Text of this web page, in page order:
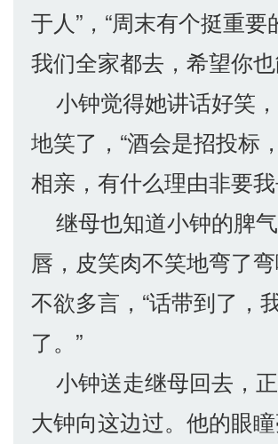
于人”，“周末有个挺重要
我们全家都去，希望你
小钟觉得她讲话好笑
地笑了，“酒会是招投标
相亲，有什么理由非要我
继母也知道小钟的脾
唇，皮笑肉不笑地弯了
不欲多言，“话带到了，
了。”
小钟送走继母回去，
大钟向这边过。他的眼瞳